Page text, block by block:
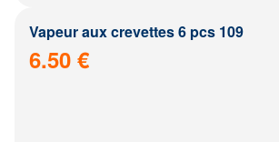
Vapeur aux crevettes 6 pcs 109
6.50 €